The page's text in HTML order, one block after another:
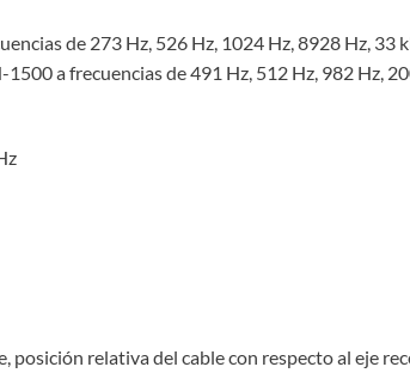
de 273 Hz, 526 Hz, 1024 Hz, 8928 Hz, 33
a frecuencias de 491 Hz, 512 Hz, 982 Hz,
posición relativa del cable con respecto al eje